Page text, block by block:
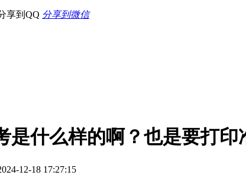
享到QQ 分享到微信
是什么样的啊？也是要打印
12-18 17:27:15